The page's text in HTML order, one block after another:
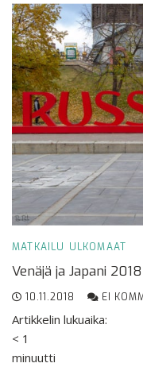
MATKAILU ULKOMAAT
Venäjä ja Japani 2018
10.11.2018 EI
Artikkelin lukuaika:
< 1
minuutti